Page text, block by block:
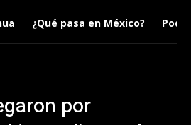
¿Qué pasa en México?
por